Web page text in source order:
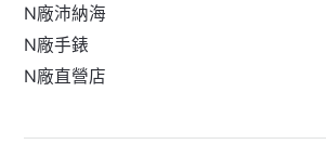
N廠沛納海
N廠手錶
N廠直營店